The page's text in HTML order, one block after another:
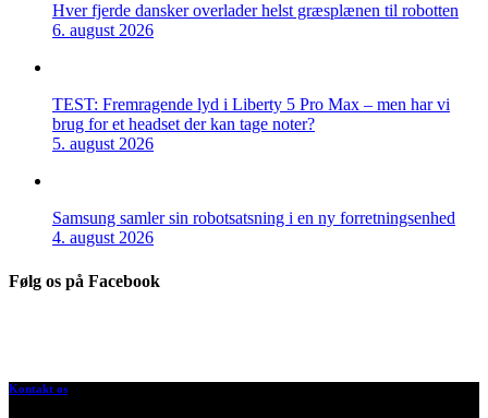
Hver fjerde dansker overlader helst græsplænen til robotten
6. august 2026
TEST: Fremragende lyd i Liberty 5 Pro Max – men har vi
brug for et headset der kan tage noter?
5. august 2026
Samsung samler sin robotsatsning i en ny forretningsenhed
4. august 2026
Følg os på Facebook
Kontakt os